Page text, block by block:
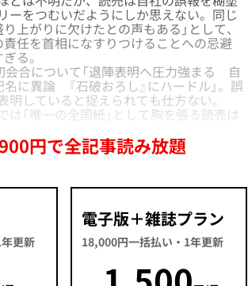
ーをつむいだようにしか思えない。同じ
上がりに欠けたとの声もある」として、
任を首相になすりつけることへの忌避
る。
合について「退陣表明へ圧力強まる 自
に異論 『石破おろし』にハードル」。誤
していると捉えられても仕方ない。
「唯一の全国紙」として胸を張る読売は
円で全記事読み放題
更新
電子版＋雑誌プラン
18,000円一括払い・1年更新